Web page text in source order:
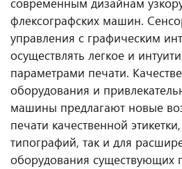
современным дизайнам
флексографских машин.
управления с графическим
осуществлять легкое и
параметрами печати.
оборудования и
машины предлагают новые
печати качественной
типографий, так и для
оборудования существующих